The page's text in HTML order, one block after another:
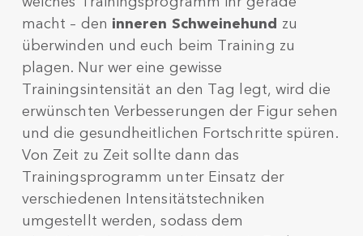
macht – den inneren Schweinehund zu
überwinden und euch beim Training zu
plagen. Nur wer eine gewisse
Trainingsintensität an den Tag legt, wird die
erwünschten Verbesserungen der Figur sehen
und die gesundheitlichen Fortschritte spüren.
Von Zeit zu Zeit sollte dann das
Trainingsprogramm unter Einsatz der
verschiedenen Intensitätstechniken
umgestellt werden, sodass dem